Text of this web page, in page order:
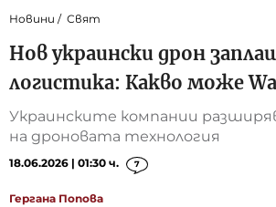
Новини Свят
Нов украински дрон
логистика: Какво може
Украинските компании
на дроновата технология
18.06.2026 | 01:30 ч. 7
Гергана Попова